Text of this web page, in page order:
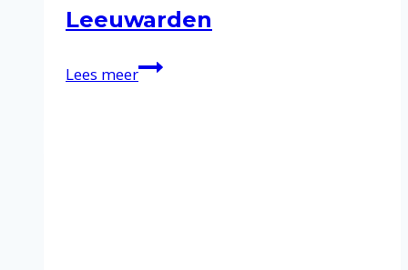
Leeuwarden
Lees meerSchoonmaakservice